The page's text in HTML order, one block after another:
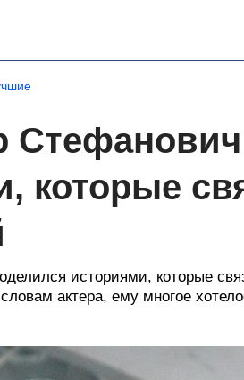
которые
историями, которые
актера, ему многое